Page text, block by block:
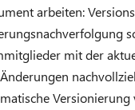
arbeiten:
mit der